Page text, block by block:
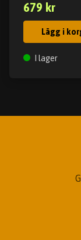
679 kr
Lägg i
I lager